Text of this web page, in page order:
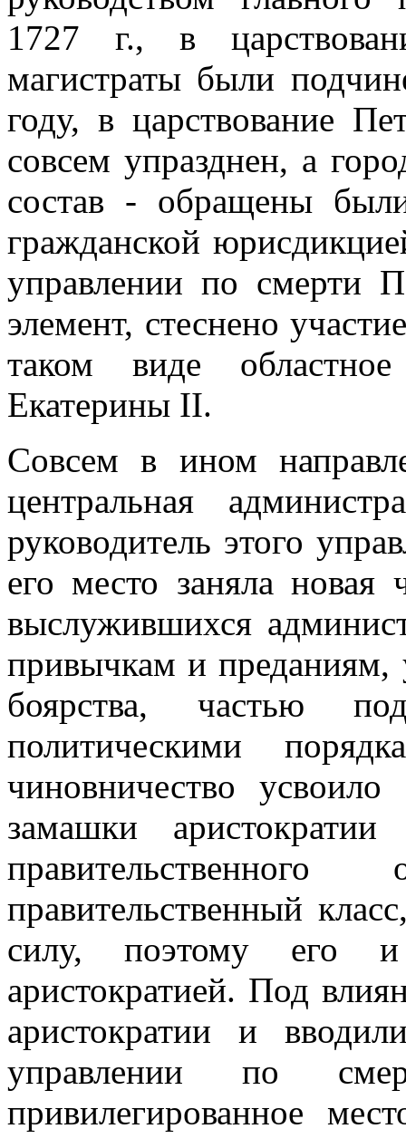
1727 г., в
магистраты были
году, в царствование
совсем упразднен, а
состав - обращены
гражданской
управлении по смерти
элемент, стеснено
таком виде
Екатерины II.
Совсем в ином
центральная
руководитель этого
его место заняла новая
выслужившихся
привычкам и преданиям,
боярства, частью
политическими
чиновничество усвоило
замашки
правительственный
силу, поэтому его
аристократией. Под
аристократии и
управлении по
привилегированное